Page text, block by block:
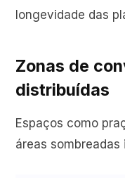
longevidade das
Zonas de
distribuídas
Espaços como
áreas